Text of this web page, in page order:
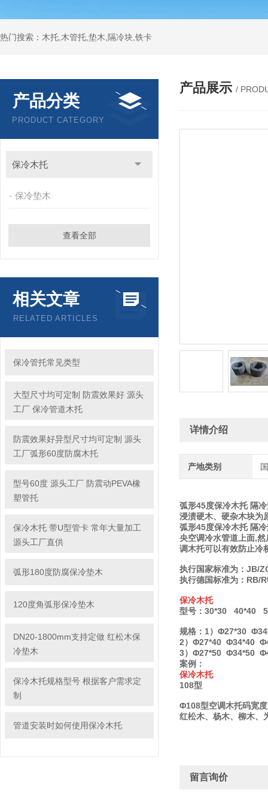
热门搜索：木托,木管托,垫木,隔冷块,铁卡
产品分类
PRODUCT CATEGORY
保冷木托
保冷垫木
查看全部
相关文章
RELATED ARTICLES
保冷管托常见类型
大型尺寸均可定制 防震效果好 源头
工厂 保冷管道木托
防震效果好异型尺寸均可定制 源头
工厂弧形60度防腐木托
型号60度 源头工厂 防震动PEVA橡
塑管托
保冷木托 带U型管卡 常年大量加工
源头工厂直供
弧形180度防腐保冷垫木
120度角弧形保冷垫木
DN20-1800mm支持定做 红松木保
冷垫木
保冷木托规格型号 根据客户需求定
制
管道安装时如何使用保冷木托
产品展示 /
详情介绍
产地类别
弧形45度保冷木托 隔
浸渍硬木、硬杂木块为
弧形45度保冷木托 隔
央空调冷水管道上面,
调木托可以有效防止冷
执行国家标准为：JB/
执行德国标准为：RB/
保冷木托
型号：30*30 40*40
规格：1）Φ27*30
2）Φ27*40 Φ34*40
3）Φ27*50 Φ34*50
案例：
保冷木托
108型
Φ108型空调木托码宽
红松木、杨木、柳木、
留言询价